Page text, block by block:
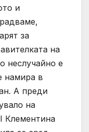
и
за
на
неслучайно е
намира в
А преди
на
Клементина